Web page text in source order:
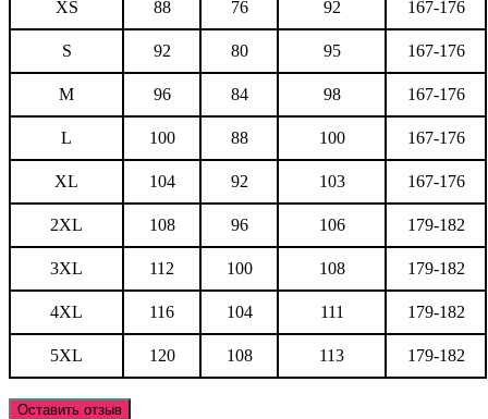
XS 88 76 92 167-176
S 92 80 95 167-176
M 96 84 98 167-176
L 100 88 100 167-176
XL 104 92 103 167-176
2XL 108 96 106 179-182
3XL 112 100 108 179-182
4XL 116 104 111 179-182
5XL 120 108 113 179-182
Оставить отзыв